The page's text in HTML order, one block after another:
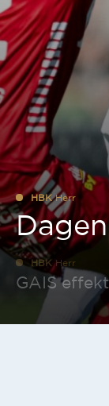
HBKHerr
HBKHerr
GAIS